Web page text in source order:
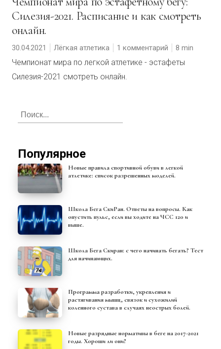
Силезия-2021. Расписание и как смотреть
онлайн.
30.04.2021 Лёгкая атлетика 1 комментарий 8
Чемпионат мира по легкой атлетике - эстафеты
Силезия-2021 смотреть онлайн.
Популярное
Новые правила спортивной обуви в легкой
атлетике: список разрешенных моделей.
Школа Бега СкиРан. Ответы на вопросы. Как
опустить пульс, если вы ходите на ЧСС 120 и
выше.
Школа Бега Скиран: с чего начинать бегать? Тест
для начинающих.
Программа разработки, укрепления и
растягивания мышц, связок и сухожилий
коленного сустава в случаях неострых болей.
Новые разрядные нормативы в беге на 2017-2021
годы. Хороши ли они?